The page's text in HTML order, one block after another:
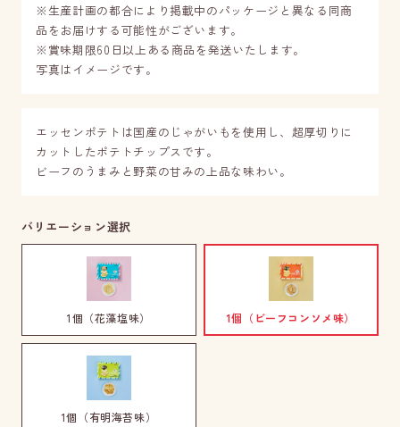
※生産計画の都合により掲載中のパッケージと異なる同商
品をお届けする可能性がございます。
※賞味期限60日以上ある商品を発送いたします。
写真はイメージです。
エッセンポテトは国産のじゃがいもを使用し、超厚切りに
カットしたポテトチップスです。
ビーフのうまみと野菜の甘みの上品な味わい。
バリエーション選択
1個（花藻塩味） 1個（ビーフコンソメ味）
1個（有明海苔味）